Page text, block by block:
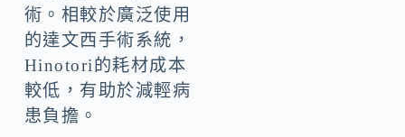
術。相較於廣泛使用
的達文西手術系統，
Hinotori的耗材成本
較低，有助於減輕病
患負擔。